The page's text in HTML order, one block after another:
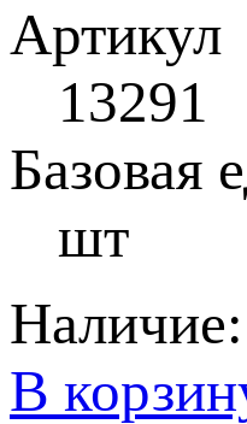
Артикул
13291
Базовая
шт
Наличие:
В